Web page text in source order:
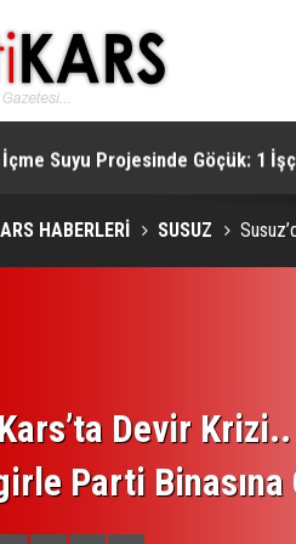
İçme Suyu Projesinde Göçük: 1 İşçi
HABERLERİ SUSUZ
Devir
Parti Binasına